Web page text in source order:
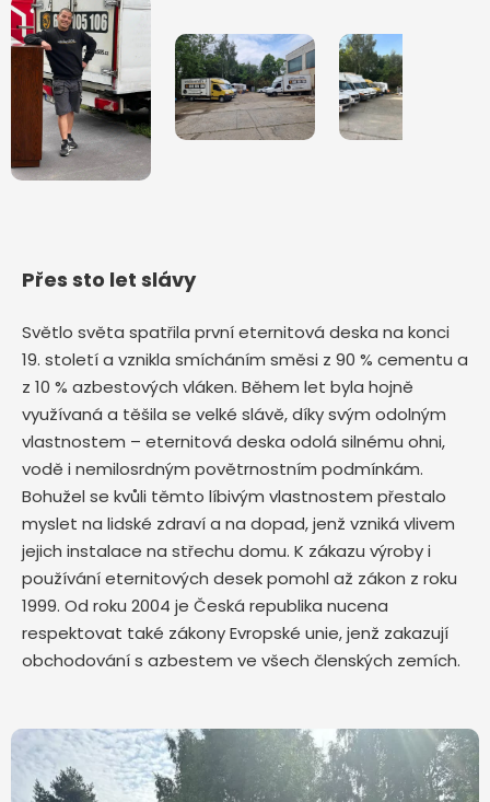
Přes sto let slávy
Světlo světa spatřila první eternitová deska na konci
19. století a vznikla smícháním směsi z 90 % cementu a
z 10 % azbestových vláken. Během let byla hojně
využívaná a těšila se velké slávě, díky svým odolným
vlastnostem – eternitová deska odolá silnému ohni,
vodě i nemilosrdným povětrnostním podmínkám.
Bohužel se kvůli těmto líbivým vlastnostem přestalo
myslet na lidské zdraví a na dopad, jenž vzniká vlivem
jejich instalace na střechu domu. K zákazu výroby i
používání eternitových desek pomohl až zákon z roku
1999. Od roku 2004 je Česká republika nucena
respektovat také zákony Evropské unie, jenž zakazují
obchodování s azbestem ve všech členských zemích.